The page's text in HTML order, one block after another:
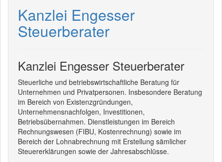
Kanzlei Engesser
Steuerberater
Kanzlei Engesser Steuerberater
Steuerliche und betriebswirtschaftliche Beratung für
Unternehmen und Privatpersonen. Insbesondere Beratung
im Bereich von Existenzgründungen,
Unternehmensnachfolgen, Investitionen,
Betriebsübernahmen. Dienstleistungen im Bereich
Rechnungswesen (FIBU, Kostenrechnung) sowie im
Bereich der Lohnabrechnung mit Erstellung sämlicher
Steuererklärungen sowie der Jahresabschlüsse.